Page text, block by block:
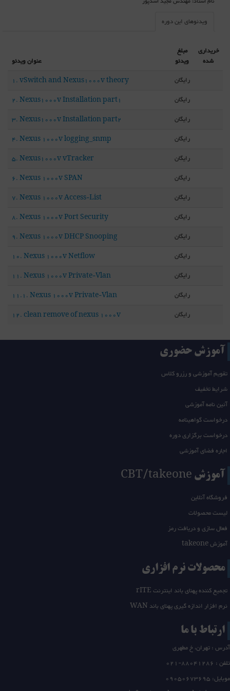
ویدئوهای این دوره
عنوان ویدئو
مبلغ
ویدئو
خریداری
شده
1. vSwitch and Nexus1000v theory
رایگان
2. Nexus1000v Installation part1
رایگان
3. Nexus1000v Installation part2
رایگان
4. Nexus 1000v logging_snmp
رایگان
5. Nexus1000v vTracker
رایگان
6. Nexus 1000v SPAN
رایگان
7. Nexus 1000v Access-List
رایگان
8. Nexus 1000v Port Security
رایگان
9. Nexus 1000v DHCP Snooping
رایگان
10. Nexus 1000v Netflow
رایگان
11. Nexus 1000v Private-Vlan
رایگان
11.1. Nexus 1000v Private-Vlan
رایگان
12. clean remove of nexus 1000v
رایگان
آموزش حضوری
تقویم آموزشی و رزرو کلاس
شرایط تخفیف
آئین نامه آموزشی
درخواست گواهینامه
درخواست برگزاری دوره
اجاره فضای آموزشی
آموزش CBT/takeone
فروشگاه آنلاین
لیست محصولات
فعال سازی و دریافت رمز
آموزش takeone
محصولات نرم افزاری
تجمیع کننده پهنای باند اینترنت rITE
نرم افزار اندازه گیری پهنای باند WAN
ارتباط با ما
آدرس : تهران، خ مطهری
تلفن : 21-88041286
0
موبایل: 09050673695